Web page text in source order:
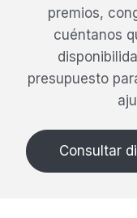
premios,
cuéntanos
presupuesto
Consultar